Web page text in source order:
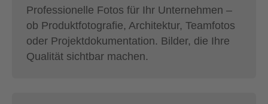
Professionelle Fotos für Ihr Unternehmen –
ob Produktfotografie, Architektur, Teamfotos
oder Projektdokumentation. Bilder, die Ihre
Qualität sichtbar machen.